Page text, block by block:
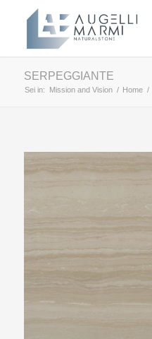
SERPEGGIANTE
Sei in: Mission and Vision / Home /